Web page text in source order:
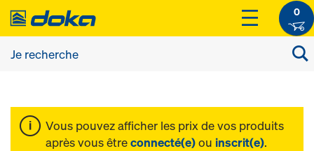
0
Vous pouvez afficher les prix de vos produits
après vous êtreconnecté(e)ou inscrit(e).